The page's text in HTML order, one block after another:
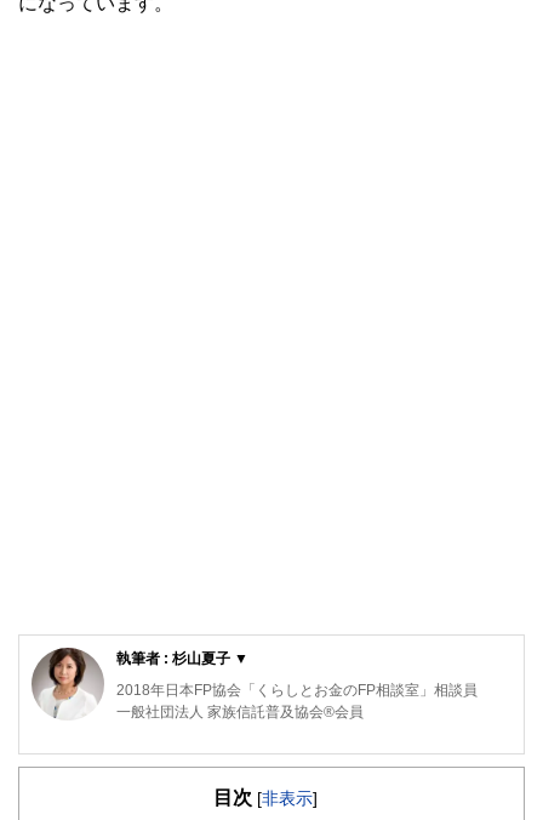
執筆者 : 杉山夏子 ▼
2018年日本FP協会「くらしとお金のFP相談室」相談員
一般社団法人 家族信託普及協会®会員
大学卒業後外資系IT企業にて金融機関のシステム営業に従
目次 [非表示]